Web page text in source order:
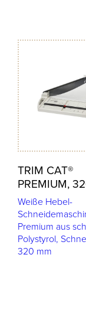
TRIM CAT®
PREMIUM,
Weiße Hebel-
Premium aus
Polystyrol,
320 mm
merken